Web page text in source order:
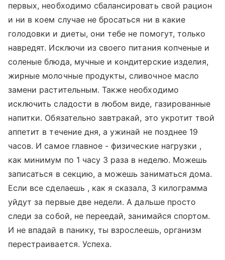
первых, необходимо сбалансировать свой рацион
и ни в коем случае не бросаться ни в какие
голодовки и диеты, они тебе не помогут, только
навредят. Исключи из своего питания копченые и
соленые блюда, мучные и кондитерские изделия,
жирные молочные продукты, сливочное масло
замени растительным. Также необходимо
исключить сладости в любом виде, газированные
напитки. Обязательно завтракай, это укротит твой
аппетит в течение дня, а ужинай не позднее 19
часов. И самое главное - физические нагрузки ,
как минимум по 1 часу 3 раза в неделю. Можешь
записаться в секцию, а можешь заниматься дома.
Если все сделаешь , как я сказала, 3 килограмма
уйдут за первые две недели. А дальше просто
следи за собой, не переедай, занимайся спортом.
И не впадай в панику, ты взрослеешь, организм
перестраивается. Успеха.